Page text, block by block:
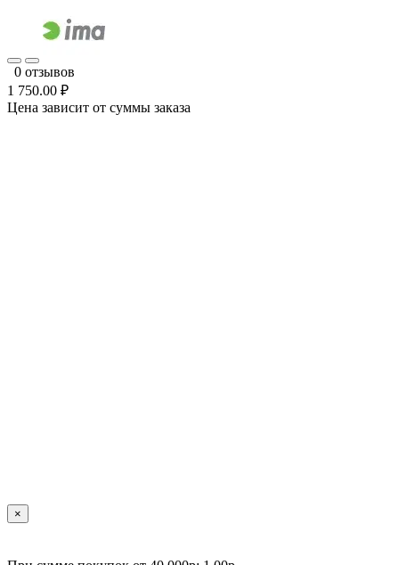
0 отзывов
1 750.00 ₽
Цена зависит от суммы заказа
×